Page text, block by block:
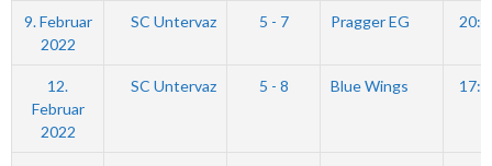
9. Februar
2022
SC Untervaz 5 - 7 Pragger EG
12.
Februar
2022
SC Untervaz 5 - 8 Blue Wings